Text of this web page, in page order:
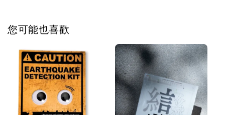
您可能也喜歡